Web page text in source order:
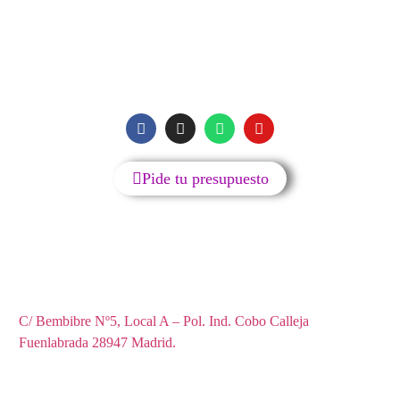
Pide tu presupuesto
C/ Bembibre Nº5, Local A – Pol. Ind. Cobo Calleja
Fuenlabrada 28947 Madrid.